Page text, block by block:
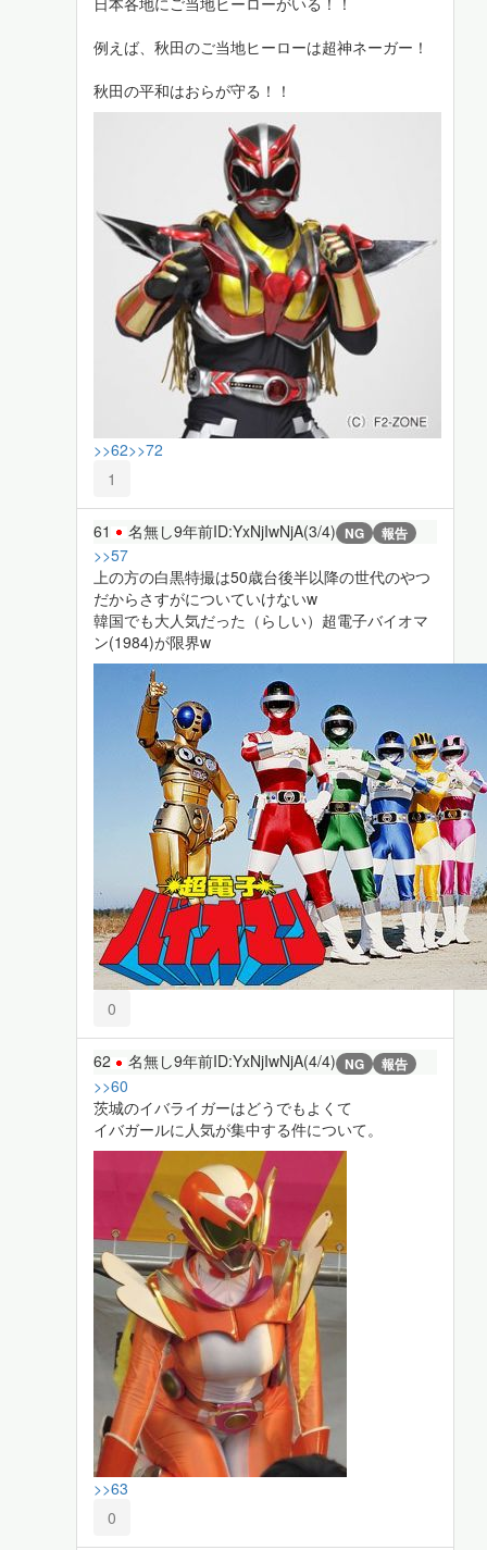
例えば、秋田のご当地ヒーローは超神ネーガー！
秋田の平和はおらが守る！！
>>62>>72
1
61 名無し9年前ID:YxNjIwNjA(3/4) NG 報告
>>57
上の方の白黒特撮は50歳台後半以降の世代のやつ
だからさすがについていけないw
韓国でも大人気だった（らしい）超電子バイオマ
ン(1984)が限界w
0
62 名無し9年前ID:YxNjIwNjA(4/4) NG 報告
>>60
茨城のイバライガーはどうでもよくて
イバガールに人気が集中する件について。
>>63
0